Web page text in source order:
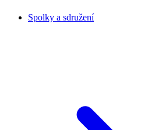
Spolky a sdružení